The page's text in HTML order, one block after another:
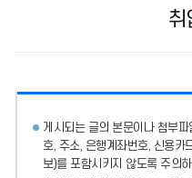
취
게시되는 글의 본문이나 첨부파
호, 주소, 은행계좌번호, 신용카
보)를 포함시키지 않도록 주의